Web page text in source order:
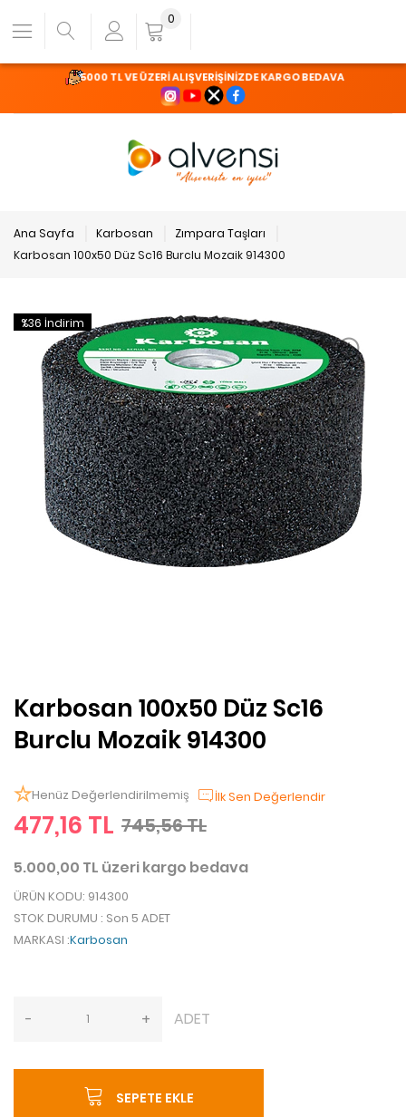
5000 TL VE ÜZERİ ALIŞVERİŞİNİZDE KARGO BEDAVA
0
Ana Sayfa Karbosan
Zımpara Taşları
Karbosan 100x50 Düz Sc16 Burclu Mozaik 914300
Karbosan 100x50 Düz Sc16
Burclu Mozaik 914300
Henüz Değerlendirilmemiş İlk Sen Değerlendir
477,16 TL 745,56 TL
5.000,00 TL üzeri kargo bedava
ÜRÜN KODU: 914300
STOK DURUMU : Son 5 ADET
MARKASI :Karbosan
- + ADET
SEPETE EKLE
%36 İndirim